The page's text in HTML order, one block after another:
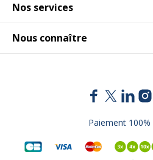
Nos services
Nous connaître
Paiement 100%